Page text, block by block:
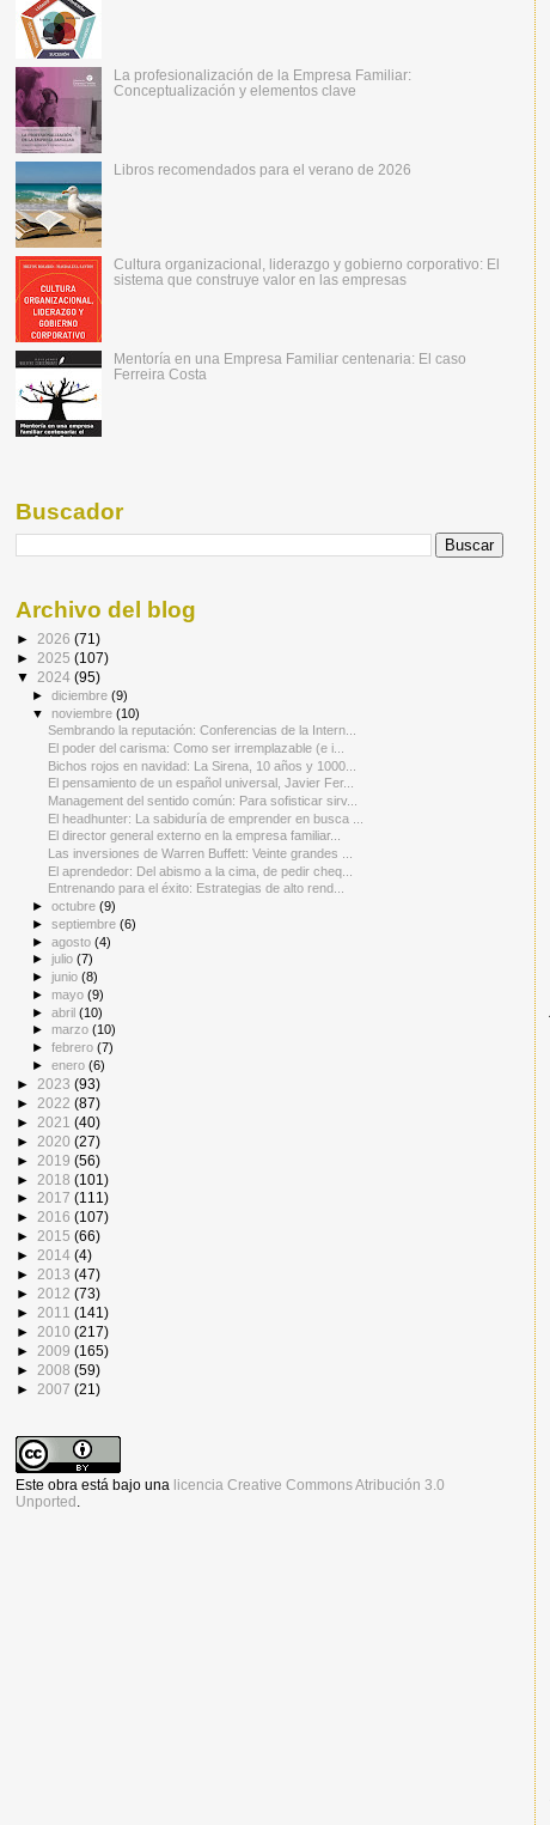
La profesionalización de la Empresa Familiar:
Conceptualización y elementos clave
Libros recomendados para el verano de 2026
Cultura organizacional, liderazgo y gobierno corporativo: El
sistema que construye valor en las empresas
Mentoría en una Empresa Familiar centenaria: El caso
Ferreira Costa
Buscador
Archivo del blog
► 2026 (71)
► 2025 (107)
▼ 2024 (95)
►diciembre(9)
▼ noviembre(10)
Sembrando la reputación: Conferencias de la Intern...
El poder del carisma: Como ser irremplazable (e i...
Bichos rojos en navidad: La Sirena, 10 años y 1000...
El pensamiento de un español universal, Javier Fer...
Management del sentido común: Para sofisticar sirv...
El headhunter: La sabiduría de emprender en busca ...
El director general externo en la empresa familiar...
Las inversiones de Warren Buffett: Veinte grandes ...
El aprendedor: Del abismo a la cima, de pedir cheq...
Entrenando para el éxito: Estrategias de alto rend...
►octubre(9)
►septiembre(6)
►agosto(4)
►julio(7)
►junio(8)
► mayo(9)
►abril(10)
► marzo(10)
►febrero(7)
►enero(6)
► 2023 (93)
► 2022 (87)
► 2021 (40)
► 2020 (27)
► 2019 (56)
► 2018 (101)
► 2017 (111)
► 2016 (107)
► 2015 (66)
► 2014 (4)
► 2013 (47)
► 2012 (73)
► 2011 (141)
► 2010 (217)
► 2009 (165)
► 2008 (59)
► 2007 (21)
Este obra está bajo una licencia Creative Commons Atribución 3.0
Unported